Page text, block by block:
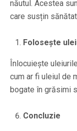
năutul. Acestea
care susțin
Folosește
Înlocuiește
cum ar fi uleiul de
bogate în grăsimi
Concluzie